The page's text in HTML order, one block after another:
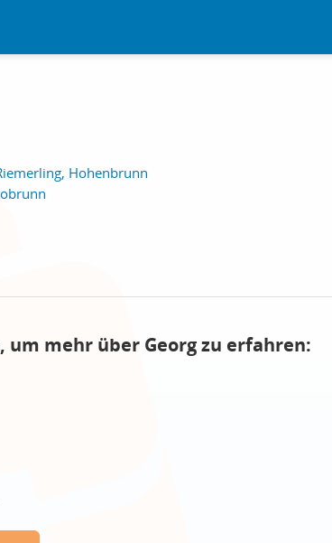
Hohenbrunn
um mehr über Georg zu erfahren: